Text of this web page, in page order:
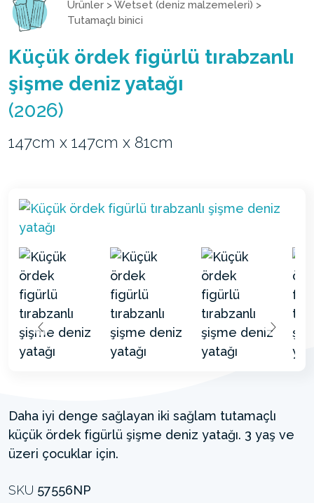
Ürünler >Wetset (deni̇z malzemeleri̇) >
Tutamaçlı binici
Küçük ördek figürlü tırabzanlı
şişme deniz yatağı
(2026)
147cm x 147cm x 81cm
Daha iyi denge sağlayan iki sağlam tutamaçlı
küçük ördek figürlü şişme deniz yatağı. 3 yaş ve
üzeri çocuklar için.
SKU 57556NP